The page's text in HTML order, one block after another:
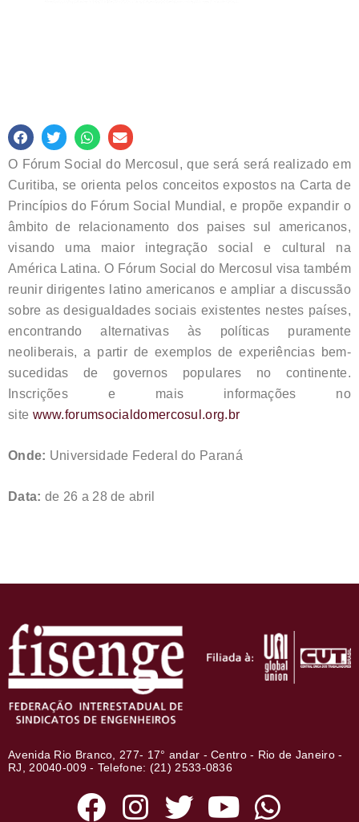
O Fórum Social do Mercosul, que será será realizado em
Curitiba, se orienta pelos conceitos expostos na Carta de
Princípios do Fórum Social Mundial, e propõe expandir o
âmbito de relacionamento dos paises sul americanos,
visando uma maior integração social e cultural na
América Latina. O Fórum Social do Mercosul visa também
reunir dirigentes latino americanos e ampliar a discussão
sobre as desigualdades sociais existentes nestes países,
encontrando alternativas às políticas puramente
neoliberais, a partir de exemplos de experiências bem-
sucedidas de governos populares no continente.
Inscrições e mais informações no
site www.forumsocialdomercosul.org.br
Onde: Universidade Federal do Paraná
Data: de 26 a 28 de abril
Avenida Rio Branco, 277- 17° andar - Centro - Rio de Janeiro -
RJ, 20040-009 - Telefone: (21) 2533-0836